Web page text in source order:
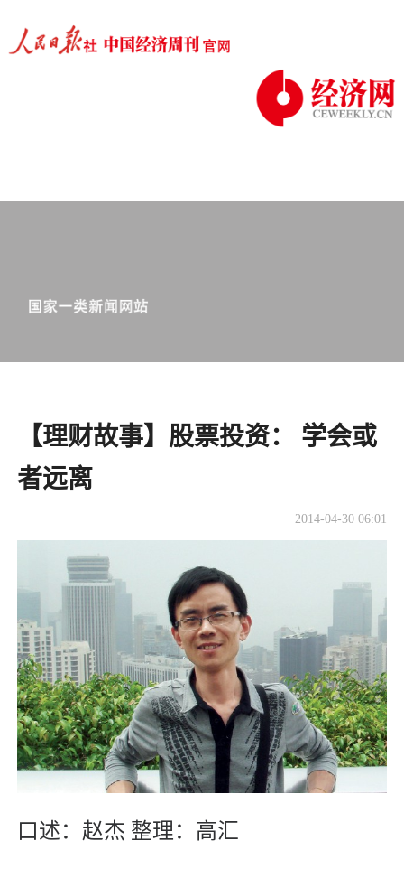
【理财故事】股票投资： 学会或
者远离
2014-04-30 06:01
口述：赵杰 整理：高汇